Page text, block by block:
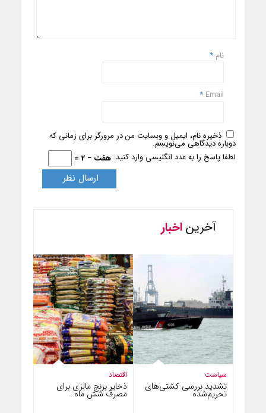
نام *
Email
*
ذخیره نام، ایمیل و وبسایت من در مرورگر برای زمانی که
دوباره دیدگاهی می‌نویسم.
لطفا پاسخ را به عدد انگلیسی وارد کنید: هفت − 2 =
آخریناخبار
اقتصاد
ذخایر برنج مالزی برای
مصرف شش ماه…
سیاست
تشدید بررسی کشتی‌های
تحریم‌شده